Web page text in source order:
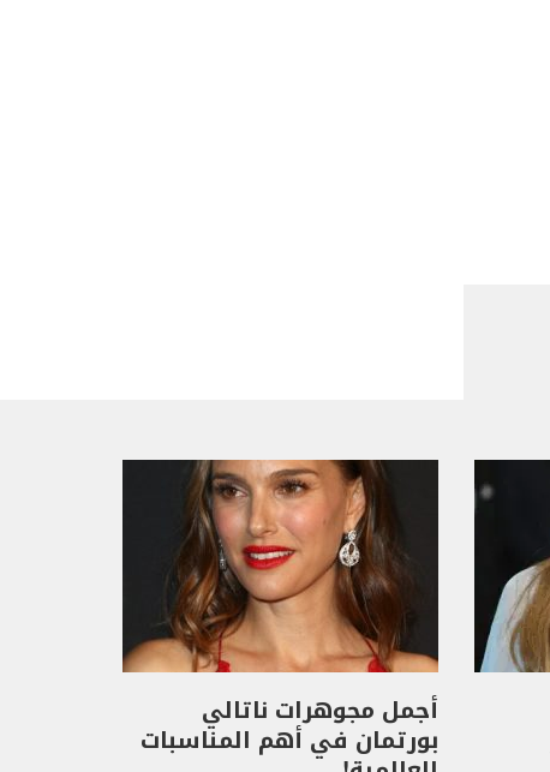
أجمل مجوهرات ناتالي
بورتمان في أهم المناسبات